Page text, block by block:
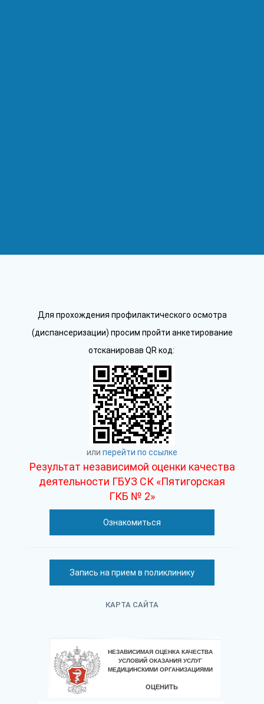
Для прохождения профилактического осмотра
(диспансеризации) просим пройти анкетирование
отсканировав QR код:
или перейти по ссылке
Результат независимой оценки качества
деятельности ГБУЗ СК «Пятигорская
ГКБ № 2»
Ознакомиться
Запись на прием в поликлинику
КАРТА САЙТА